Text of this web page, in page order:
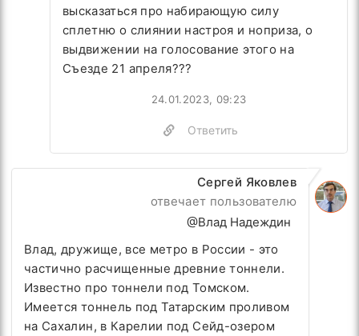
высказаться про набирающую силу
сплетню о слиянии настроя и ноприза, о
выдвижении на голосование этого на
Съезде 21 апреля???
24.01.2023, 09:23
Ответить
Сергей Яковлев
отвечает пользователю
@Влад Надеждин
Влад, дружище, все метро в России - это
частично расчищенные древние тоннели.
Известно про тоннели под Томском.
Имеется тоннель под Татарским проливом
на Сахалин, в Карелии под Сейд-озером